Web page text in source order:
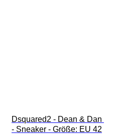
Dsquared2 - Dean & Dan
- Sneaker - Größe: EU 42